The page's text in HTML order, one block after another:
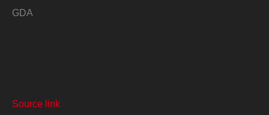
GDA
Source link